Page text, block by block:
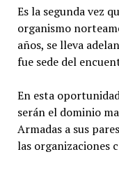
Es la segunda vez
organismo
años, se lleva
fue sede del
En esta
serán el dominio
Armadas a sus
las organizaciones